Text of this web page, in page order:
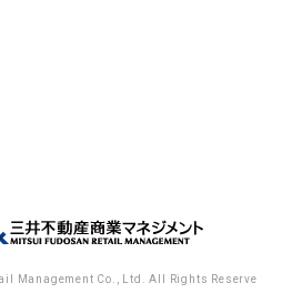
Management Co., Ltd. All Rights Reserve